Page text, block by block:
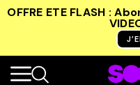
OFFRE ETE FLASH :